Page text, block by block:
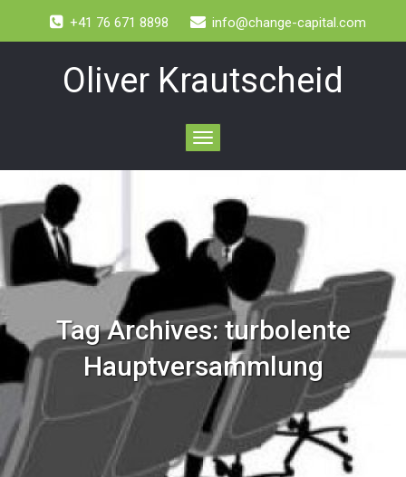
+41 76 671 8898 info@change-capital.com
Oliver Krautscheid
Toggle
navigation
Tag Archives: turbolente
Hauptversammlung